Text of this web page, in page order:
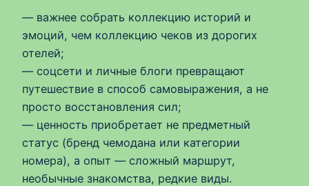
— важнее собрать коллекцию историй и
эмоций, чем коллекцию чеков из дорогих
отелей;
— соцсети и личные блоги превращают
путешествие в способ самовыражения, а не
просто восстановления сил;
— ценность приобретает не предметный
статус (бренд чемодана или категории
номера), а опыт — сложный маршрут,
необычные знакомства, редкие виды.